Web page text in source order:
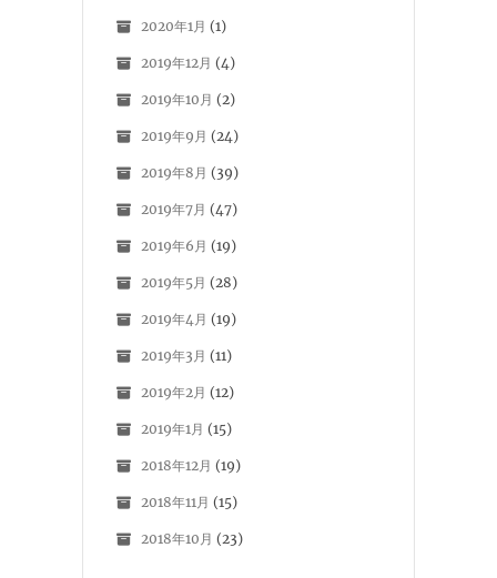
2020年1月 (1)
2019年12月 (4)
2019年10月 (2)
2019年9月 (24)
2019年8月 (39)
2019年7月 (47)
2019年6月 (19)
2019年5月 (28)
2019年4月 (19)
2019年3月 (11)
2019年2月 (12)
2019年1月 (15)
2018年12月 (19)
2018年11月 (15)
2018年10月 (23)